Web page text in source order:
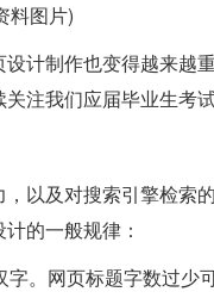
料图片)
计制作也变得越来越
注我们应届毕业生考
以及对搜索引擎检索
的一般规律：
。网页标题字数过少